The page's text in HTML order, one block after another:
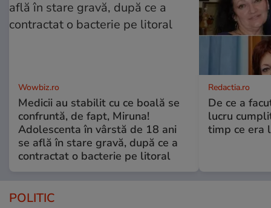
Wowbiz.ro
Medicii au stabilit cu ce boală se
confruntă, de fapt, Miruna!
Adolescenta în vârstă de 18 ani
se află în stare gravă, după ce a
contractat o bacterie pe litoral
Redactia.ro
De ce a
lucru
timp ce era
POLITIC